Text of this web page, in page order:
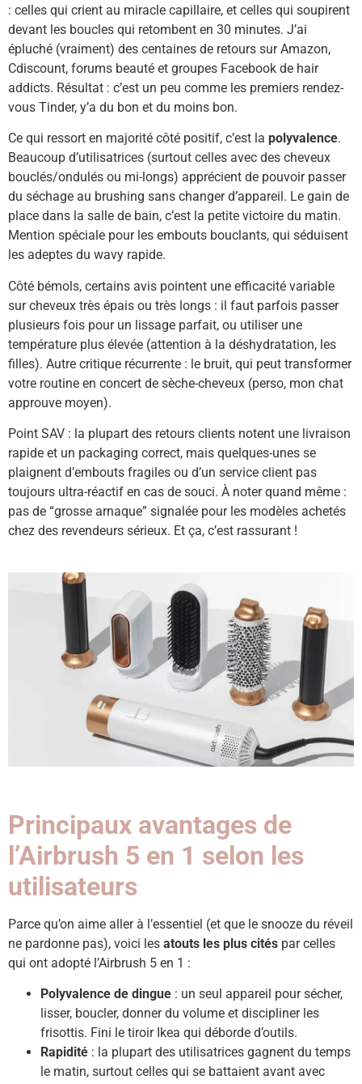
: celles qui crient au miracle capillaire, et celles qui soupirent
devant les boucles qui retombent en 30 minutes. J’ai
épluché (vraiment) des centaines de retours sur Amazon,
Cdiscount, forums beauté et groupes Facebook de hair
addicts. Résultat : c’est un peu comme les premiers rendez-
vous Tinder, y’a du bon et du moins bon.
Ce qui ressort en majorité côté positif, c’est la polyvalence.
Beaucoup d’utilisatrices (surtout celles avec des cheveux
bouclés/ondulés ou mi-longs) apprécient de pouvoir passer
du séchage au brushing sans changer d’appareil. Le gain de
place dans la salle de bain, c’est la petite victoire du matin.
Mention spéciale pour les embouts bouclants, qui séduisent
les adeptes du wavy rapide.
Côté bémols, certains avis pointent une efficacité variable
sur cheveux très épais ou très longs : il faut parfois passer
plusieurs fois pour un lissage parfait, ou utiliser une
température plus élevée (attention à la déshydratation, les
filles). Autre critique récurrente : le bruit, qui peut transformer
votre routine en concert de sèche-cheveux (perso, mon chat
approuve moyen).
Point SAV : la plupart des retours clients notent une livraison
rapide et un packaging correct, mais quelques-unes se
plaignent d’embouts fragiles ou d’un service client pas
toujours ultra-réactif en cas de souci. À noter quand même :
pas de “grosse arnaque” signalée pour les modèles achetés
chez des revendeurs sérieux. Et ça, c’est rassurant !
Principaux avantages de
l’Airbrush 5 en 1 selon les
utilisateurs
Parce qu’on aime aller à l’essentiel (et que le snooze du réveil
ne pardonne pas), voici les atouts les plus cités par celles
qui ont adopté l’Airbrush 5 en 1 :
Polyvalence de dingue : un seul appareil pour sécher,
lisser, boucler, donner du volume et discipliner les
frisottis. Fini le tiroir Ikea qui déborde d’outils.
Rapidité : la plupart des utilisatrices gagnent du temps
le matin, surtout celles qui se battaient avant avec